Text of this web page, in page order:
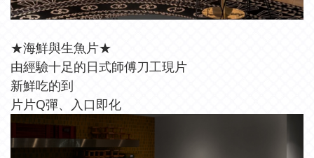
★海鮮與生魚片★
由經驗十足的日式師傅刀工現片
新鮮吃的到
片片Q彈、入口即化